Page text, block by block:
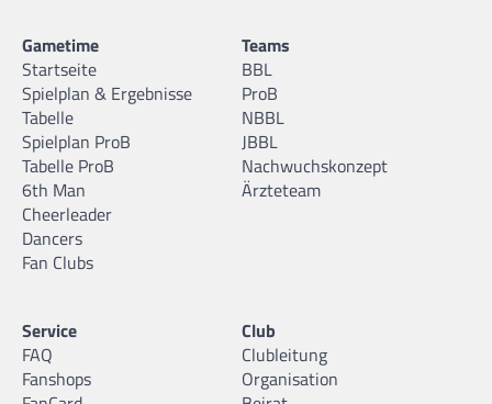
Gametime
Startseite
Spielplan & Ergebnisse
Tabelle
Spielplan ProB
Tabelle ProB
6th Man
Cheerleader
Dancers
Fan Clubs
Teams
BBL
ProB
NBBL
JBBL
Nachwuchskonzept
Ärzteteam
Service
FAQ
Fanshops
Club
Clubleitung
Organisation